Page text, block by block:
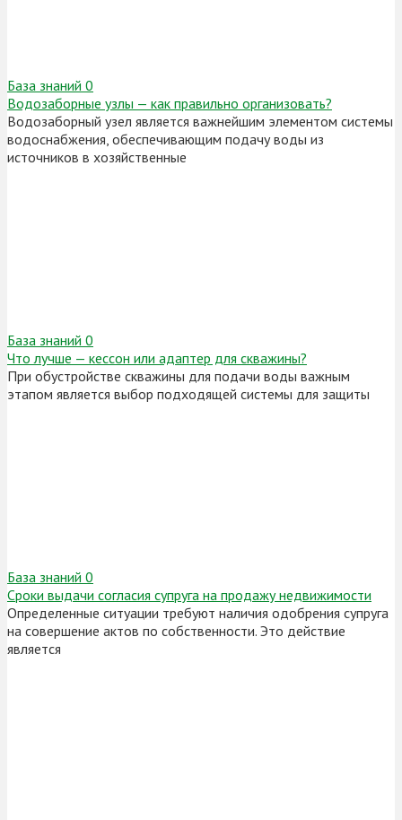
База знаний 0
Водозаборные узлы — как правильно организовать?
Водозаборный узел является важнейшим элементом системы
водоснабжения, обеспечивающим подачу воды из
источников в хозяйственные
База знаний 0
Что лучше — кессон или адаптер для скважины?
При обустройстве скважины для подачи воды важным
этапом является выбор подходящей системы для защиты
База знаний 0
Сроки выдачи согласия супруга на продажу недвижимости
Определенные ситуации требуют наличия одобрения супруга
на совершение актов по собственности. Это действие
является